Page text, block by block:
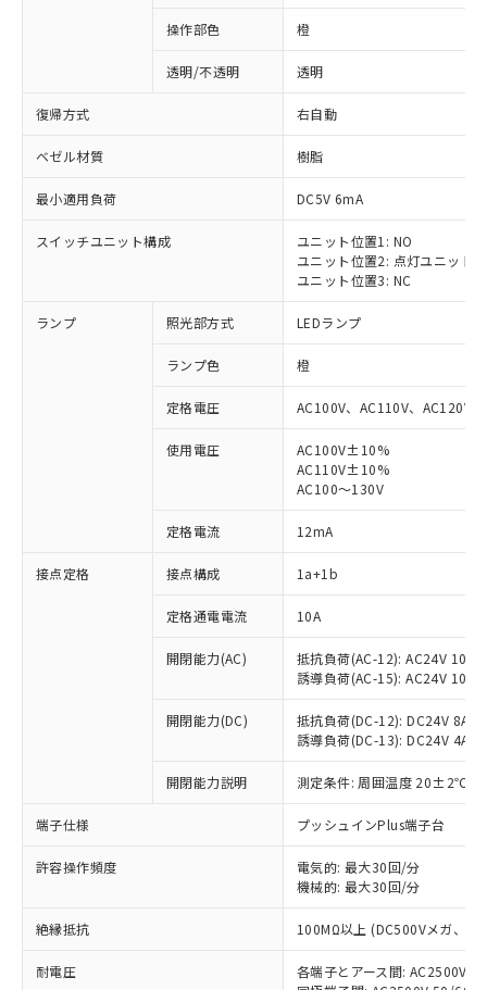
操作部色 橙
透明/不透明 透明
復帰方式 右自動
ベゼル材質 樹脂
最小適用負荷 DC5V 6mA
スイッチユニット構成
ユニット位置1: NO
ユニット位置2: 点灯ユニット
ユニット位置3: NC
ランプ 照光部方式 LEDランプ
ランプ色 橙
定格電圧 AC100V、AC110V、AC120V
使用電圧
AC100V±10%
AC110V±10%
AC100～130V
定格電流 12mA
接点定格 接点構成 1a+1b
定格通電電流 10A
開閉能力(AC)
抵抗負荷(AC-12): AC24V 10A/
誘導負荷(AC-15): AC24V
開閉能力(DC)
抵抗負荷(DC-12): DC24V 8A/
誘導負荷(DC-13): DC24V 4A/
開閉能力説明 測定条件: 周囲温度 20±2℃、
端子仕様 プッシュインPlus端子台
許容操作頻度
電気的: 最大30回/分
機械的: 最大30回/分
絶縁抵抗 100MΩ以上 (DC500Vメガ、点
耐電圧
各端子とアース間: AC2500V
ご利用条件
以下の条件をお読みいただき、同意のうえ
本サービスは、当社制御機器事業取扱
商品の当社在庫状況および標準価格
(税抜)を提供させていただくもので
当社制御機器事業取扱商品の中には、
本サービスの対象外となる商品もある
ことをご了承ください。
※1 対応状況
対応済み：EU RoHS指令（10物質）の
非含有に対応した製品が提供可能な商品で
対応予定：EU RoHS指令（10物質）の非含
有に対応した製品に切り替える予定のある
対応予定なし：EU RoHS指令（10物質）の
非含有に非対応の商品で、対応品を出す予
調査・確認中：EU RoHS指令（10物質）の
非含有の対応状況を調査中または確認中の
商品です。
非該当品：ライセンス料など無形物で、有
害物質有無と関係のない商品です。
仕入先様の事情により、非含有部品として
いたものが、含有品と判明した場合などや
「○」：最大均質材料含有率が中国RoHSの
「×」：最大均質材料含有率が中国RoHSの
基準値を超えていることを示します。
当社は、これら貴社製品のうち、外国